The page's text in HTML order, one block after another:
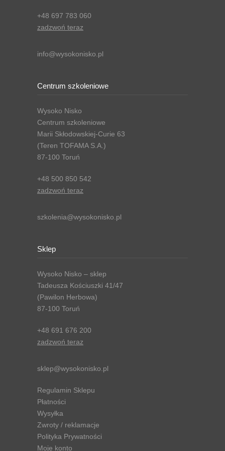
+48 697 783 060
zadzwoń teraz
info@wysokonisko.pl
Centrum szkoleniowe
Wysoko Nisko
Centrum szkoleniowe
Marii Skłodowskiej-Curie 63
(Teren TOFAMA S.A.)
87-100 Toruń
+48 500 850 542
zadzwoń teraz
szkolenia@wysokonisko.pl
Sklep
Wysoko Nisko – sklep
Tadeusza Kościuszki 41/47
(Pawilon Herbowa)
87-100 Toruń
+48 691 676 200
zadzwoń teraz
sklep@wysokonisko.pl
Regulamin Sklepu
Płatności
Wysyłka
Zwroty / reklamacje
Polityka Prywatności
Moje konto